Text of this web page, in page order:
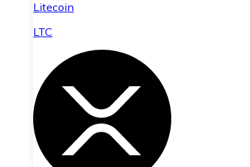
Litecoin
LTC